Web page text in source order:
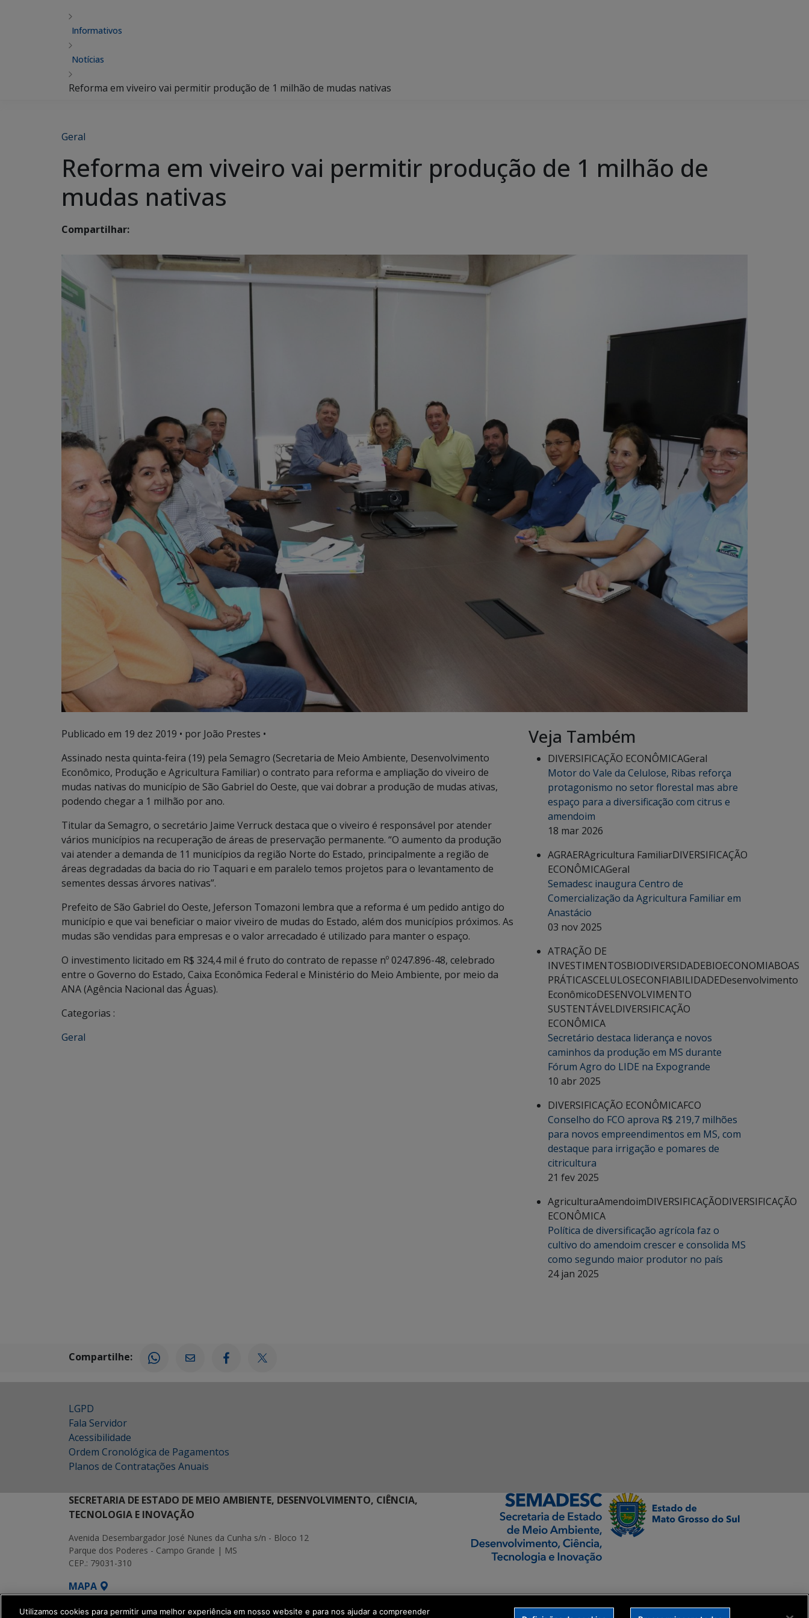
Informativos
Notícias
Reforma em viveiro vai permitir produção de 1 milhão de mudas nativas
Geral
Reforma em viveiro vai permitir produção de 1 milhão de
mudas nativas
Compartilhar:
Publicado em 19 dez 2019 • por João Prestes •
Assinado nesta quinta-feira (19) pela Semagro (Secretaria de Meio Ambiente, Desenvolvimento
Econômico, Produção e Agricultura Familiar) o contrato para reforma e ampliação do viveiro de
mudas nativas do município de São Gabriel do Oeste, que vai dobrar a produção de mudas ativas,
podendo chegar a 1 milhão por ano.
Titular da Semagro, o secretário Jaime Verruck destaca que o viveiro é responsável por atender
vários municípios na recuperação de áreas de preservação permanente. “O aumento da produção
vai atender a demanda de 11 municípios da região Norte do Estado, principalmente a região de
áreas degradadas da bacia do rio Taquari e em paralelo temos projetos para o levantamento de
sementes dessas árvores nativas”.
Prefeito de São Gabriel do Oeste, Jeferson Tomazoni lembra que a reforma é um pedido antigo do
município e que vai beneficiar o maior viveiro de mudas do Estado, além dos municípios próximos. As
mudas são vendidas para empresas e o valor arrecadado é utilizado para manter o espaço.
O investimento licitado em R$ 324,4 mil é fruto do contrato de repasse nº 0247.896-48, celebrado
entre o Governo do Estado, Caixa Econômica Federal e Ministério do Meio Ambiente, por meio da
ANA (Agência Nacional das Águas).
Categorias :
Geral
Veja Também
DIVERSIFICAÇÃO ECONÔMICAGeral
Motor do Vale da Celulose, Ribas reforça
protagonismo no setor florestal mas abre
espaço para a diversificação com citrus e
amendoim
18 mar 2026
AGRAERAgricultura FamiliarDIVERSIFICAÇÃO
ECONÔMICAGeral
Semadesc inaugura Centro de
Comercialização da Agricultura Familiar em
Anastácio
03 nov 2025
ATRAÇÃO DE
INVESTIMENTOSBIODIVERSIDADEBIOECONOMIABOAS
PRÁTICASCELULOSECONFIABILIDADEDesenvolvimento
EconômicoDESENVOLVIMENTO
SUSTENTÁVELDIVERSIFICAÇÃO
ECONÔMICA
Secretário destaca liderança e novos
caminhos da produção em MS durante
Fórum Agro do LIDE na Expogrande
10 abr 2025
DIVERSIFICAÇÃO ECONÔMICAFCO
Conselho do FCO aprova R$ 219,7 milhões
para novos empreendimentos em MS, com
destaque para irrigação e pomares de
citricultura
21 fev 2025
AgriculturaAmendoimDIVERSIFICAÇÃODIVERSIFICAÇÃO
ECONÔMICA
Política de diversificação agrícola faz o
cultivo do amendoim crescer e consolida MS
como segundo maior produtor no país
24 jan 2025
Compartilhe:
LGPD
Fala Servidor
Acessibilidade
Ordem Cronológica de Pagamentos
Planos de Contratações Anuais
SECRETARIA DE ESTADO DE MEIO AMBIENTE, DESENVOLVIMENTO, CIÊNCIA,
TECNOLOGIA E INOVAÇÃO
Avenida Desembargador José Nunes da Cunha s/n - Bloco 12
Parque dos Poderes - Campo Grande | MS
CEP.: 79031-310
MAPA
SETDIG | Secretaria-Executiva de Transformação Digital
Utilizamos cookies para permitir uma melhor experiência em nosso website e para nos ajudar a compreender